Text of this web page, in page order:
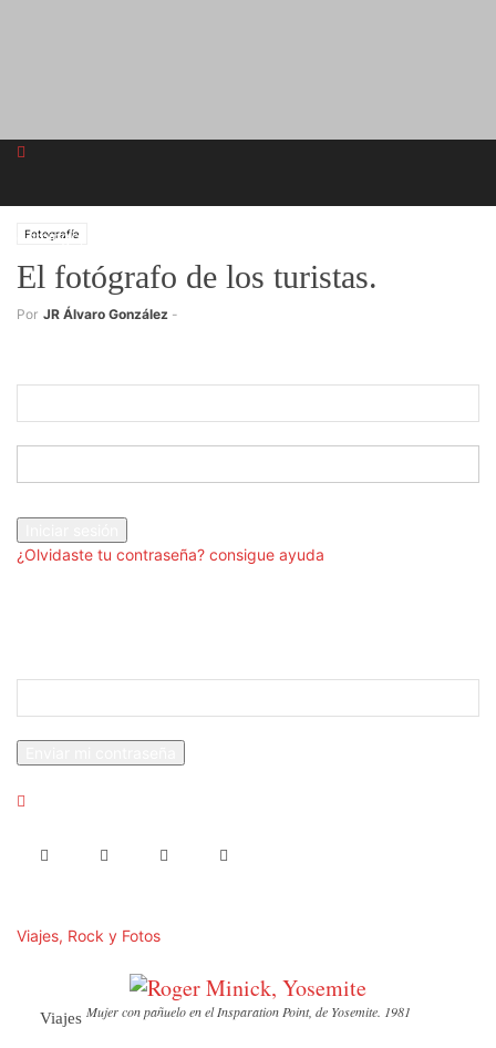
domingo, agosto 9, 2026
¿Olvidaste tu contraseña? consigue ayuda
Viajes, Rock y Fotos
Viajes
Fotografía
El fotógrafo de los turistas.
Por JR Álvaro González -
Mujer con pañuelo en el Insparation Point, de Yosemite. 1981